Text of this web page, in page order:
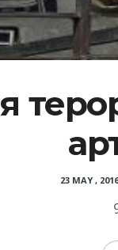
23 MAY , 2016